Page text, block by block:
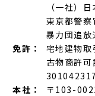
（一社）
東京都警察
暴力団追放
免許：
宅地建物
古物商許
本社：
〒103-